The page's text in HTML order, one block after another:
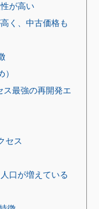
が高い
く、中古価格も
ス最強の再開発エ
セス
口が増えている